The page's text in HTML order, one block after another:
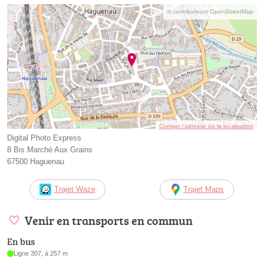
© contributeurs OpenStreetMap
Corriger l’adresse ou la localisation
Digital Photo Express
8 Bis Marché Aux Grains
67500 Haguenau
Trajet Waze Trajet Maps
Venir en transports en commun
En bus
Ligne 307, à 257 m